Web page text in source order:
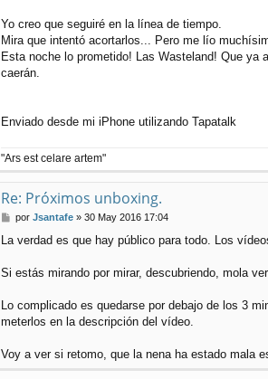
j
e
Yo creo que seguiré en la línea de tiempo.
Mira que intentó acortarlos... Pero me lío
Esta noche lo prometido! Las Wasteland! Que ya
caerán.
Enviado desde mi iPhone utilizando Tapatalk
"Ars est celare artem"
Re: Próximos unboxing.
M
n
a
por Jsantafe» 30 May 2016 17:04
La verdad es que hay público para todo. Los
Si estás mirando por mirar, descubriendo, mola
Lo complicado es quedarse por debajo de los 3
meterlos en la descripción del vídeo.
Voy a ver si retomo, que la nena ha estado mala